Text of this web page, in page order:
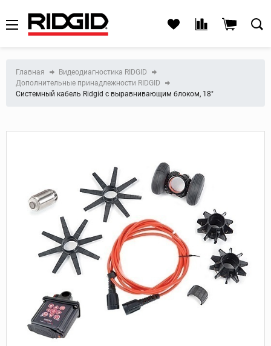
Главная
Видеодиагностика RIDGID
Дополнительные принадлежности RIDGID
Системный кабель Ridgid с выравнивающим блоком, 18"